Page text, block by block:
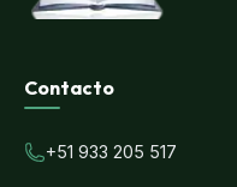
Contacto
+51 933 205 517